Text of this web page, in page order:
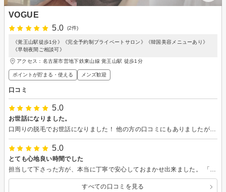
VOGUE
5.0
(2件)
《覚王山駅徒歩1分》《完全予約制プライベートサロン》《韓国美容メニューあり》
《早朝夜間ご相談可》
アクセス：名古屋市営地下鉄東山線 覚王山駅 徒歩1分
ポイントが貯まる・使える メンズ歓迎
口コミ
5.0
お世話になりました。
口周りの脱毛でお世話になりました！ 他の方の口コミにもありましたが、脱毛が初めての私にも丁寧な説明、対応して頂き不安無く施術をして頂けました！今後も通わせて頂きたいと思います！ またお願いします！
5.0
とても心地良い時間でした
担当して下さった方が、本当に丁寧で安心しておまかせ出来ました。 「出来るかぎりの、精一杯のことをして下さる」姿勢が、とても感動しましたし、心地良い時間を過ごさせて頂きました。 お人柄も、とても素敵な方です。 行ってみようか、迷われている方は是非1度行かれてみると良いです！ 私はこちらにお伺いして、本当に良かったなと思っています。
すべての口コミを見る